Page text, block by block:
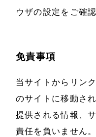
ウザの設定をご確
免責事項
当サイトからリン
のサイトに移動さ
提供される情報、
責任を負いません。